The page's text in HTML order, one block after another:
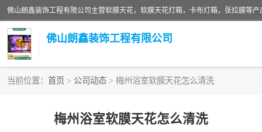
佛山朗鑫装饰工程有限公司
当前位置： 首页 > 公司动态 > 梅州浴室软膜天花怎么清洗
梅州浴室软膜天花怎么清洗